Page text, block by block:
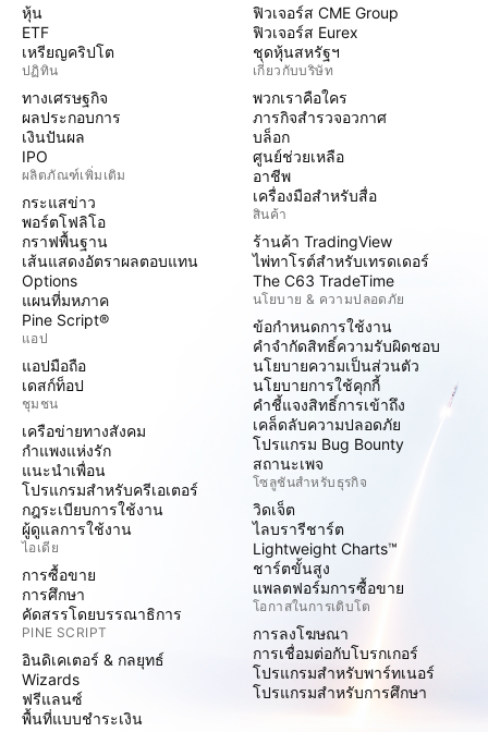
หุ้น
ETF
เหรียญคริปโต
ปฏิทิน
ทางเศรษฐกิจ
ผลประกอบการ
เงินปันผล
IPO
ผลิตภัณฑ์เพิ่มเติม
กระแสข่าว
พอร์ตโฟลิโอ
กราฟพื้นฐาน
เส้นแสดงอัตราผลตอบแทน
Options
แผนที่มหภาค
Pine Script®
แอป
แอปมือถือ
เดสก์ท็อป
ชุมชน
เครือข่ายทางสังคม
กำแพงแห่งรัก
แนะนำเพื่อน
โปรแกรมสำหรับครีเอเตอร์
กฎระเบียบการใช้งาน
ผู้ดูแลการใช้งาน
ไอเดีย
การซื้อขาย
การศึกษา
คัดสรรโดยบรรณาธิการ
PINE SCRIPT
อินดิเคเตอร์ & กลยุทธ์
Wizards
ฟรีแลนซ์
พื้นที่แบบชำระเงิน
ฟิวเจอร์ส CME Group
ฟิวเจอร์ส Eurex
ชุดหุ้นสหรัฐฯ
เกี่ยวกับบริษัท
พวกเราคือใคร
ภารกิจสำรวจอวกาศ
บล็อก
ศูนย์ช่วยเหลือ
อาชีพ
เครื่องมือสำหรับสื่อ
สินค้า
ร้านค้า TradingView
ไพ่ทาโรต์สำหรับเทรดเดอร์
The C63 TradeTime
นโยบาย & ความปลอดภัย
ข้อกำหนดการใช้งาน
คำจำกัดสิทธิ์ความรับผิดชอบ
นโยบายความเป็นส่วนตัว
นโยบายการใช้คุกกี้
คำชี้แจงสิทธิ์การเข้าถึง
เคล็ดลับความปลอดภัย
โปรแกรม Bug Bounty
สถานะเพจ
โซลูชันสำหรับธุรกิจ
วิดเจ็ต
ไลบรารีชาร์ต
Lightweight Charts™
ชาร์ตขั้นสูง
แพลตฟอร์มการซื้อขาย
โอกาสในการเติบโต
การลงโฆษณา
การเชื่อมต่อกับโบรกเกอร์
โปรแกรมสำหรับพาร์ทเนอร์
โปรแกรมสำหรับการศึกษา